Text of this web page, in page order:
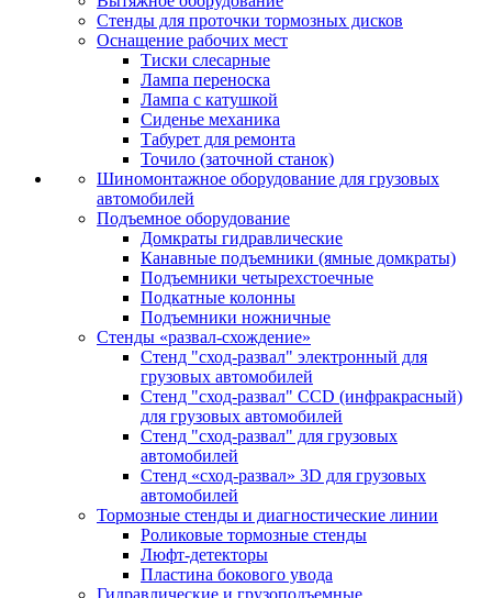
Стенды для проточки тормозных дисков
Оснащение рабочих мест
Тиски слесарные
Лампа переноска
Лампа с катушкой
Сиденье механика
Табурет для ремонта
Точило (заточной станок)
Шиномонтажное оборудование для грузовых
автомобилей
Подъемное оборудование
Домкраты гидравлические
Канавные подъемники (ямные домкраты)
Подъемники четырехстоечные
Подкатные колонны
Подъемники ножничные
Стенды «развал-схождение»
Стенд "сход-развал" электронный для
грузовых автомобилей
Стенд "сход-развал" CCD (инфракрасный)
для грузовых автомобилей
Стенд "сход-развал" для грузовых
автомобилей
Стенд «сход-развал» 3D для грузовых
автомобилей
Тормозные стенды и диагностические линии
Роликовые тормозные стенды
Люфт-детекторы
Пластина бокового увода
Гидравлические и грузоподъемные